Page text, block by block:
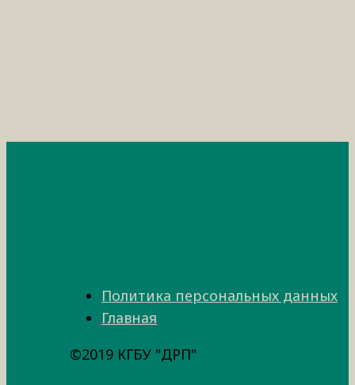
Политика персональных данных
Главная
©2019 КГБУ "ДРП"